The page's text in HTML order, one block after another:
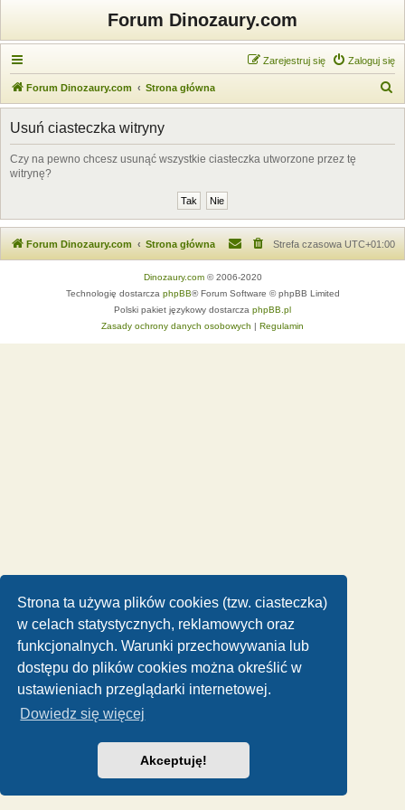
Strona ta używa plików cookies (tzw. ciasteczka)
w celach statystycznych, reklamowych oraz
funkcjonalnych. Warunki przechowywania lub
dostępu do plików cookies można określić w
ustawieniach przeglądarki internetowej.
Dowiedz się więcej
Akceptuję!
Forum Dinozaury.com
Zaloguj się
Zarejestruj się
Forum Dinozaury.com Strona główna
z
Usuń ciasteczka witryny
Czy na pewno chcesz usunąć wszystkie ciasteczka utworzone przez tę
witrynę?
Forum Dinozaury.com Strona główna Strefa czasowa UTC+01:00
Dinozaury.com© 2006-2020
Technologię dostarcza phpBB® Forum Software © phpBB Limited
Polski pakiet językowy dostarcza phpBB.pl
Zasady ochrony danych osobowych | Regulamin